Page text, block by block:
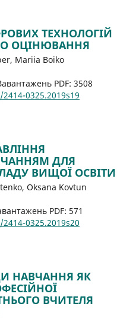
ТЕХНОЛОГІЙ
ОЦІНЮВАННЯ
Mariia Boiko
PDF: 3508
0325.2019s19
ДЛЯ
ВИЩОЇ ОСВІТИ
Oksana Kovtun
PDF: 571
0325.2019s20
НАВЧАННЯ ЯК
ВЧИТЕЛЯ